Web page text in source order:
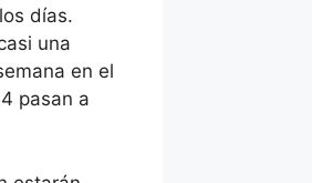
días.
una
en el
pasan a